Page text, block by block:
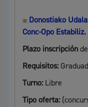
Donostiako
Conc-Opo Estabiliz.
Plazo inscripción
Requisitos:
Turno: Libre
Tipo oferta: